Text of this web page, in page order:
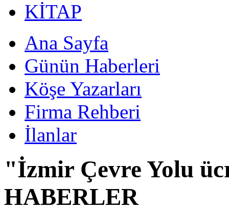
KİTAP
Ana Sayfa
Günün Haberleri
Köşe Yazarları
Firma Rehberi
İlanlar
"İzmir Çevre Yolu
HABERLER